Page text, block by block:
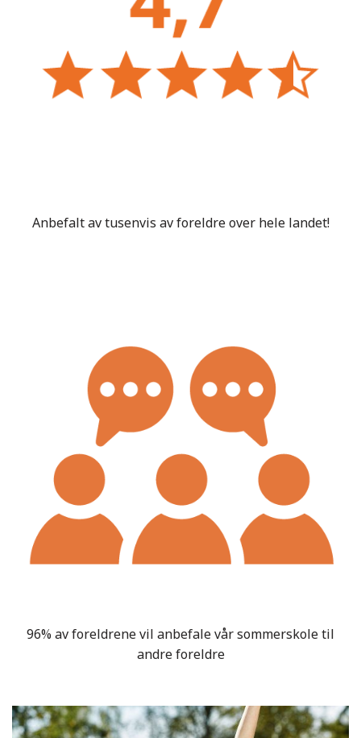
Anbefalt av tusenvis av foreldre over hele landet!
96% av foreldrene vil anbefale vår sommerskole til
andre foreldre